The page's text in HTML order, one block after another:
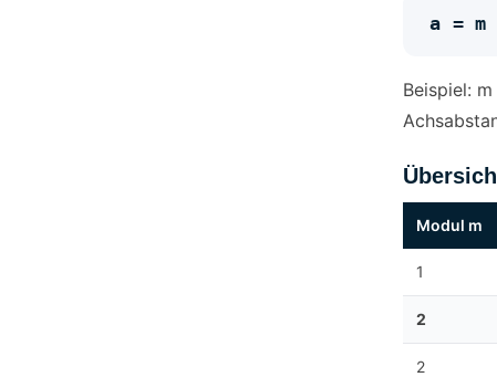
a =
Beispiel:
Modul m
1
2
2